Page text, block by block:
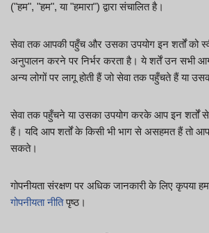
("हम", "हम", या "हमारा") द्वारा संचालित है।
सेवा तक आपकी पहुँच और उसका उपयोग इन शर्तों को
अनुपालन करने पर निर्भर करता है। ये शर्तें उन सभी
अन्य लोगों पर लागू होती हैं जो सेवा तक पहुँचते हैं या
सेवा तक पहुँचने या उसका उपयोग करके आप इन शर्तों
हैं। यदि आप शर्तों के किसी भी भाग से असहमत हैं तो
सकते।
गोपनीयता संरक्षण पर अधिक जानकारी के लिए कृपया
गोपनीयता नीतिपृष्ठ।